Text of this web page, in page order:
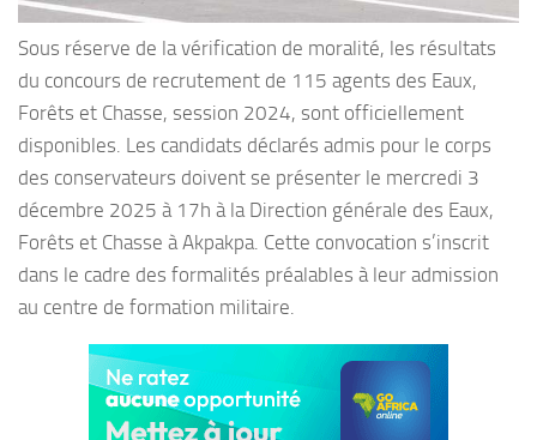
Sous réserve de la vérification de moralité, les résultats
du concours de recrutement de 115 agents des Eaux,
Forêts et Chasse, session 2024, sont officiellement
disponibles. Les candidats déclarés admis pour le corps
des conservateurs doivent se présenter le mercredi 3
décembre 2025 à 17h à la Direction générale des Eaux,
Forêts et Chasse à Akpakpa. Cette convocation s’inscrit
dans le cadre des formalités préalables à leur admission
au centre de formation militaire.